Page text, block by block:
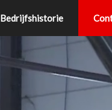
Bedrijfshistorie